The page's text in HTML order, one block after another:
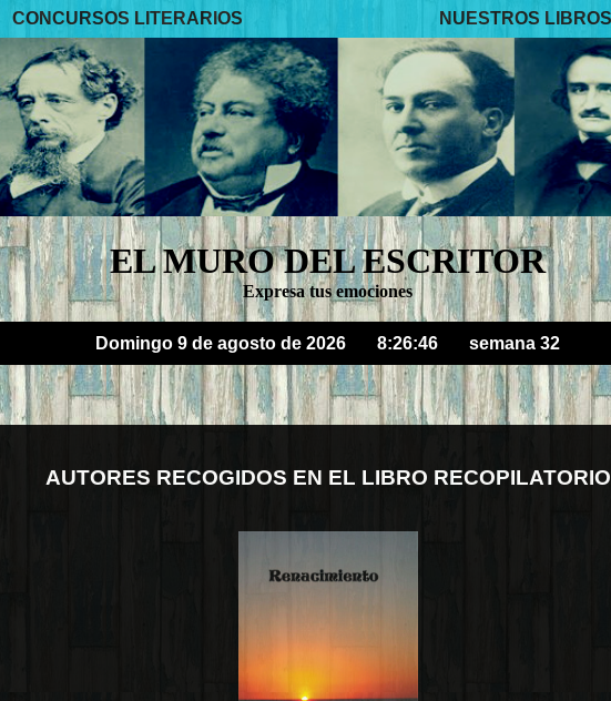
CONCURSOS LITERARIOS NUESTROS LIBROS
EL MURO DEL ESCRITOR
Expresa tus emociones
Domingo 9 de agosto de 20268:26:49 semana 32
AUTORES RECOGIDOS EN EL LIBRO RECOPILATORIO